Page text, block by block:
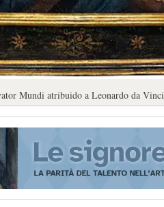
Mundi atribuido a Leonardo da